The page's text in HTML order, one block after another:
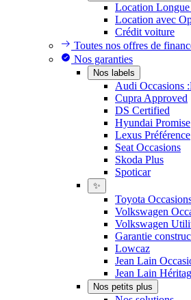
Location
Location avec
Crédit voiture
Toutes nos offres de
Nos garanties
Nos labels
Audi Occasions
Cupra Approved
DS Certified
Hyundai Promise
Lexus Préférence
Seat Occasions
Skoda Plus
Spoticar
✨
Toyota
Volkswagen
Volkswagen
Garantie
Lowcaz
Jean Lain
Jean Lain
Nos petits plus